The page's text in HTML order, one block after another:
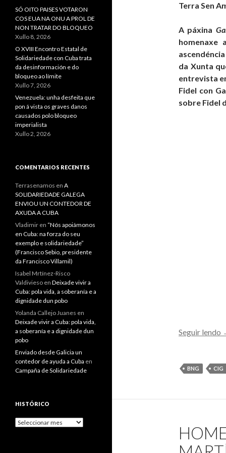
Terra Sen
A páxina
homenaxe
ascendéncia
da Xunta
entrevista
Fidel con
sobre Fidel
Seguir lendo
BNG CIG
SÓ OITO PAISES VOTARON
COS EUA NA ONU A PROL DE
NON TRATAR DO BLOQUEO
Xullo 8, 2026
O XVIII Encontro Estatal de
Solidariedade con Cuba trata
da desinformación e do
bloqueo ao límite
Xullo 7, 2026
Venezuela: unha desfeita que
pon á vista os graves danos
causados polo bloqueo
imperialista
Xullo 2, 2026
COMENTARIOS RECENTES
Terrasenamos en A
SOLIDARIEDADE GALEGA
ENVIOU UN CONTEDOR DE
AXUDA A CUBA
Vladimir en “Nós apoiámonos
en Cuba: na forza do seu
exemplo e solidariedade”
(Francisco Sebio, presidente
da Francisco Villamil)
Isabel Mrtínez-Risco
Valdivieso en Deixade vivir a
Cuba: pola vida, a soberanía e a
dignidade dun pobo
Yolanda Callejo Juanes en
Deixade vivir a Cuba: pola vida,
a soberanía e a dignidade dun
pobo
Enviado desde Galicia un
contedor de ayuda a Cuba en
Campaña de Solidariedade
HISTÓRICO
Histórico